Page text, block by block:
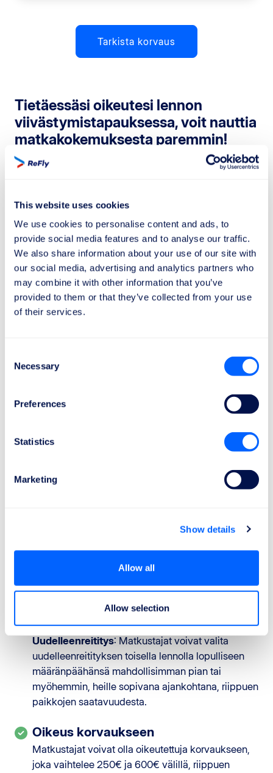
This website uses cookies
We use cookies to personalise content and ads, to
provide social media features and to analyse our traffic.
We also share information about your use of our site with
our social media, advertising and analytics partners who
may combine it with other information that you’ve
provided to them or that they’ve collected from your use
of their services.
Selection
Necessary
Preferences
Statistics
Marketing
Show details
Allow all
Allow selection
Tarkista korvaus
Tietäessäsi oikeutesi lennon
viivästymistapauksessa, voit nauttia
matkakokemuksesta paremmin!
Lentomatkustajien oikeudet lennon
säädetään asetuksella (EY) N:o 261/2004.
Tässä on luettelo tärkeimmistä matkustajan
oikeuksista lennon peruuttamisen
tapauksessa:
Oikeus tietoon
Lentoyhtiöiden on ilmoitettava matkustajille
Oikeus apuun
oikeus saada apua odottaessaan
uudelleenreititystä. Tämä sisältää ateriat ja juomat
faksiviestiä tai sähköpostia sekä tarvittaessa
ja majoituspaikan välillä.
: Matkustajilla on oikeus täyteen
lento ei enää palvele matkan alkuperäistä
tarkoitusta, seitsemän päivän kuluessa. Tämä voi
Uudelleenreititys: Matkustajat voivat valita
uudelleenreitityksen toisella lennolla lopulliseen
määränpäähänsä mahdollisimman pian tai
myöhemmin, heille sopivana ajankohtana, riippuen
paikkojen saatavuudesta.
Oikeus korvaukseen
Matkustajat voivat olla oikeutettuja korvaukseen,
joka vaihtelee 250€ ja 600€ välillä, riippuen